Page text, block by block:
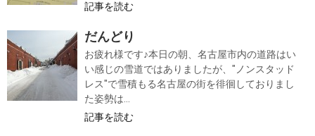
記事を読む
だんどり
お疲れ様です♪本日の朝、名古屋市内の道路はい
い感じの雪道ではありましたが、"ノンスタッド
レス"で雪積もる名古屋の街を徘徊しておりまし
た姿勢は...
記事を読む